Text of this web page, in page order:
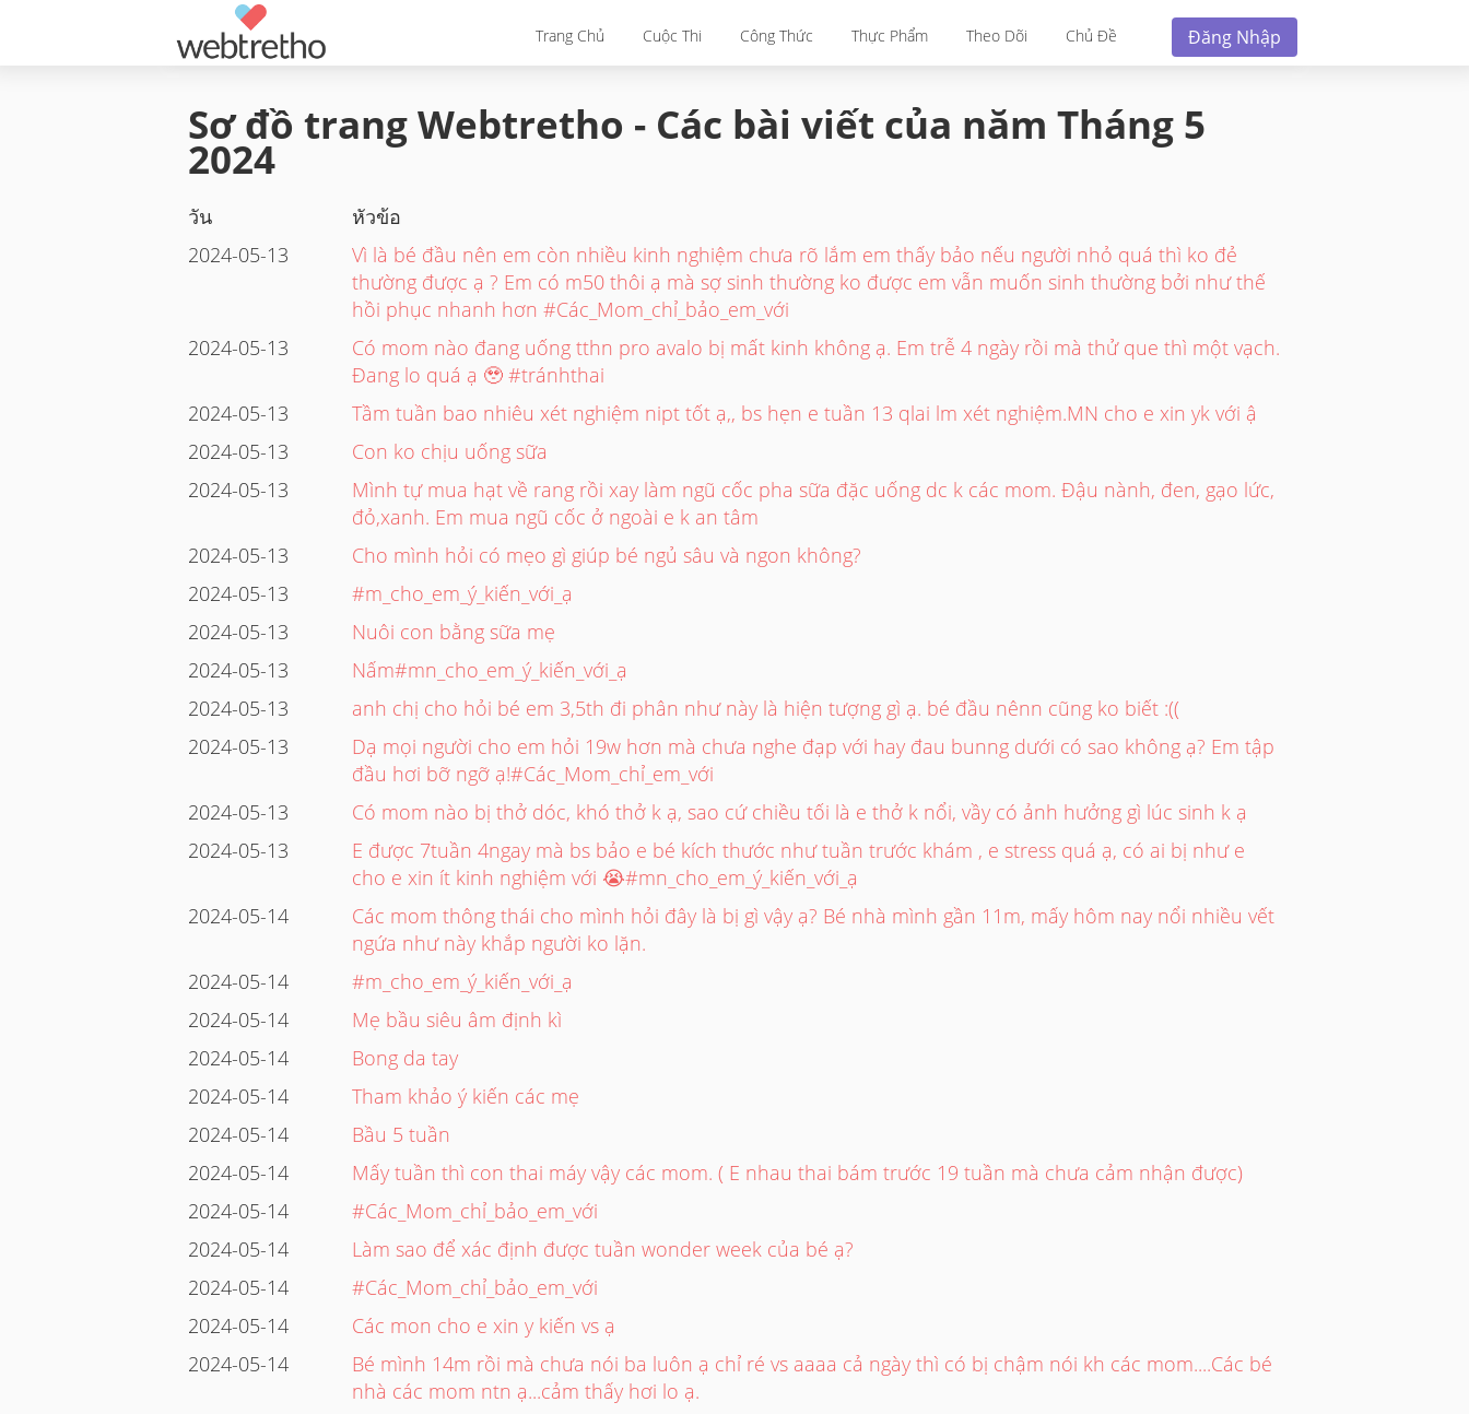
Trang Chủ Cuộc Thi Công Thức Thực Phẩm Theo Dõi Chủ Đề Đăng Nhập
Sơ đồ trang Webtretho - Các bài viết của năm Tháng 5
2024
วัน
หัวข้อ
2024-05-13
Vì là bé đầu nên em còn nhiều kinh nghiệm chưa rõ lắm em thấy bảo nếu người nhỏ quá thì ko đẻ
thường được ạ ? Em có m50 thôi ạ mà sợ sinh thường ko được em vẫn muốn sinh thường bởi như thế
hồi phục nhanh hơn #Các_Mom_chỉ_bảo_em_với
2024-05-13
Có mom nào đang uống tthn pro avalo bị mất kinh không ạ. Em trễ 4 ngày rồi mà thử que thì một vạch.
Đang lo quá ạ 🥹 #tránhthai
2024-05-13
Tầm tuần bao nhiêu xét nghiệm nipt tốt ạ,, bs hẹn e tuần 13 qlai lm xét nghiệm.MN cho e xin yk với ậ
2024-05-13
Con ko chịu uống sữa
2024-05-13
Mình tự mua hạt về rang rồi xay làm ngũ cốc pha sữa đặc uống dc k các mom. Đậu nành, đen, gạo lức,
đỏ,xanh. Em mua ngũ cốc ở ngoài e k an tâm
2024-05-13
Cho mình hỏi có mẹo gì giúp bé ngủ sâu và ngon không?
2024-05-13
#m_cho_em_ý_kiến_với_ạ
2024-05-13
Nuôi con bằng sữa mẹ
2024-05-13
Nấm#mn_cho_em_ý_kiến_với_ạ
2024-05-13
anh chị cho hỏi bé em 3,5th đi phân như này là hiện tượng gì ạ. bé đầu nênn cũng ko biết :((
2024-05-13
Dạ mọi người cho em hỏi 19w hơn mà chưa nghe đạp với hay đau bunng dưới có sao không ạ? Em tập
đầu hơi bỡ ngỡ ạ!#Các_Mom_chỉ_em_với
2024-05-13
Có mom nào bị thở dóc, khó thở k ạ, sao cứ chiều tối là e thở k nổi, vầy có ảnh hưởng gì lúc sinh k ạ
2024-05-13
E được 7tuần 4ngay mà bs bảo e bé kích thước như tuần trước khám , e stress quá ạ, có ai bị như e
cho e xin ít kinh nghiệm với 😭#mn_cho_em_ý_kiến_với_ạ
2024-05-14
Các mom thông thái cho mình hỏi đây là bị gì vậy ạ? Bé nhà mình gần 11m, mấy hôm nay nổi nhiều vết
ngứa như này khắp người ko lặn.
2024-05-14
#m_cho_em_ý_kiến_với_ạ
2024-05-14
Mẹ bầu siêu âm định kì
2024-05-14
Bong da tay
2024-05-14
Tham khảo ý kiến các mẹ
2024-05-14
Bầu 5 tuần
2024-05-14
Mấy tuần thì con thai máy vậy các mom. ( E nhau thai bám trước 19 tuần mà chưa cảm nhận được)
2024-05-14
#Các_Mom_chỉ_bảo_em_với
2024-05-14
Làm sao để xác định được tuần wonder week của bé ạ?
2024-05-14
#Các_Mom_chỉ_bảo_em_với
2024-05-14
Các mon cho e xin y kiến vs ạ
2024-05-14
Bé mình 14m rồi mà chưa nói ba luôn ạ chỉ ré vs aaaa cả ngày thì có bị chậm nói kh các mom....Các bé
nhà các mom ntn ạ...cảm thấy hơi lo ạ.